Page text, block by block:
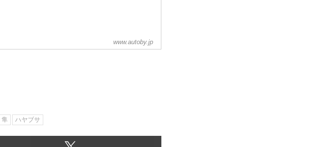
www.autoby.jp
隼 ハヤブサ